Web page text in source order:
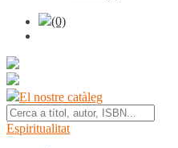
(0)
El nostre catàleg
Espiritualitat